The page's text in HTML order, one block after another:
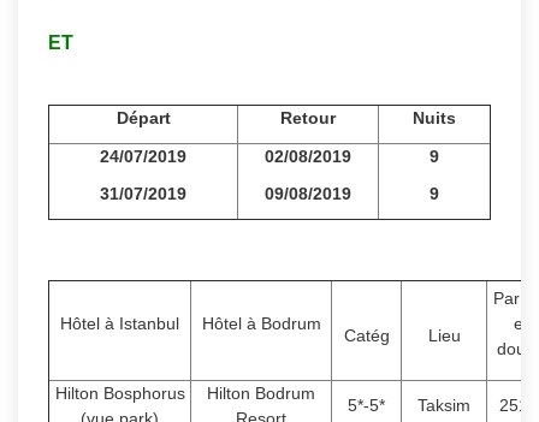
ET
Départ Retour
Nuits
24/07/2019
31/07/2019
02/08/2019
09/08/2019
9
9
Hôtel à Istanbul Hôtel à Bodrum
Catég Lieu
Par
en
Hilton Bosphorus
Hilton Bodrum
5*-5* Taksim